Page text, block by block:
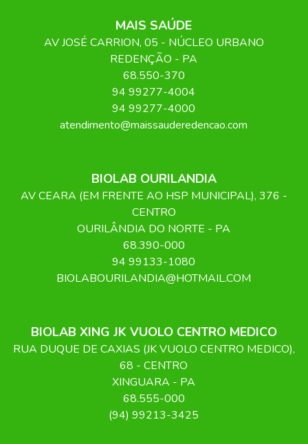
MAIS SAÚDE
AV JOSÉ CARRION, 05 - NÚCLEO URBANO
REDENÇÃO - PA
68.550-370
94 99277-4004
94 99277-4000
atendimento@maissauderedencao.com
BIOLAB OURILANDIA
AV CEARA (EM FRENTE AO HSP MUNICIPAL), 376 -
CENTRO
OURILÂNDIA DO NORTE - PA
68.390-000
94 99133-1080
BIOLABOURILANDIA@HOTMAIL.COM
BIOLAB XING JK VUOLO CENTRO MEDICO
RUA DUQUE DE CAXIAS (JK VUOLO CENTRO MEDICO),
68 - CENTRO
XINGUARA - PA
68.555-000
(94) 99213-3425